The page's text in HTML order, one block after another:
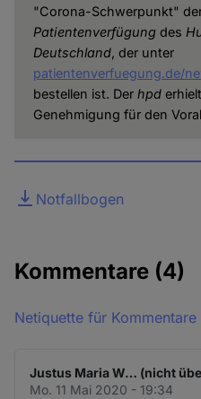
"Corona-Schwerpunkt"
Patientenverfügungdes
Deutschland, der unter
patientenverfuegung.de/
bestellen ist. Der hpd
Genehmigung für den
DateiNotfallbogen
Kommentare (4)
Netiquette für Kommentare
Justus Maria W… (nicht
Mo. 11 Mai 2020 - 19:34